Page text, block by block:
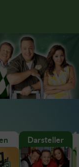
Darsteller